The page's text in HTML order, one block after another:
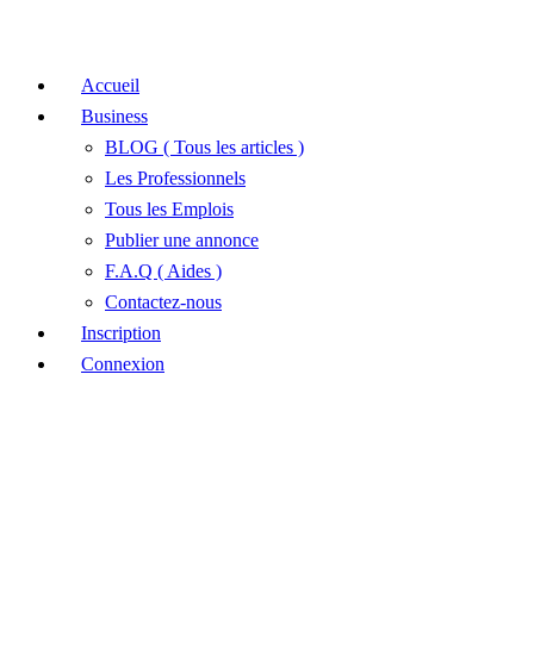
Accueil
Business
BLOG ( Tous les articles )
Les Professionnels
Tous les Emplois
Publier une annonce
F.A.Q ( Aides )
Contactez-nous
Inscription
Connexion